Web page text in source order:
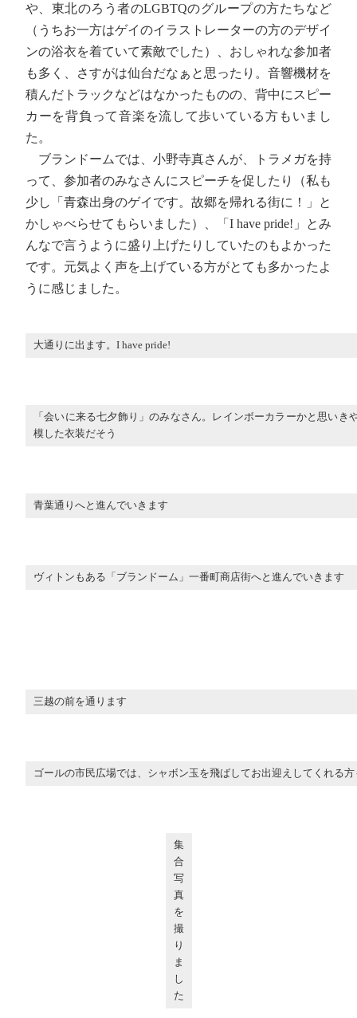
や、東北のろう者のLGBTQのグループの方たちなど
（うちお一方はゲイのイラストレーターの方のデザイ
ンの浴衣を着ていて素敵でした）、おしゃれな参加者
も多く、さすがは仙台だなぁと思ったり。音響機材を
積んだトラックなどはなかったものの、背中にスピー
カーを背負って音楽を流して歩いている方もいまし
た。
ブランドームでは、小野寺真さんが、トラメガを持
って、参加者のみなさんにスピーチを促したり（私も
少し「青森出身のゲイです。故郷を帰れる街に！」と
かしゃべらせてもらいました）、「I have pride!」とみ
んなで言うように盛り上げたりしていたのもよかった
です。元気よく声を上げている方がとても多かったよ
うに感じました。
大通りに出ます。I have pride!
「会いに来る七夕飾り」のみなさん。レインボーカラーかと思いき
模した衣装だそう
青葉通りへと進んでいきます
ヴィトンもある「ブランドーム」一番町商店街へと進んでいきます
三越の前を通ります
ゴールの市民広場では、シャボン玉を飛ばしてお出迎えしてくれる
集
合
写
真
を
撮
り
ま
し
た